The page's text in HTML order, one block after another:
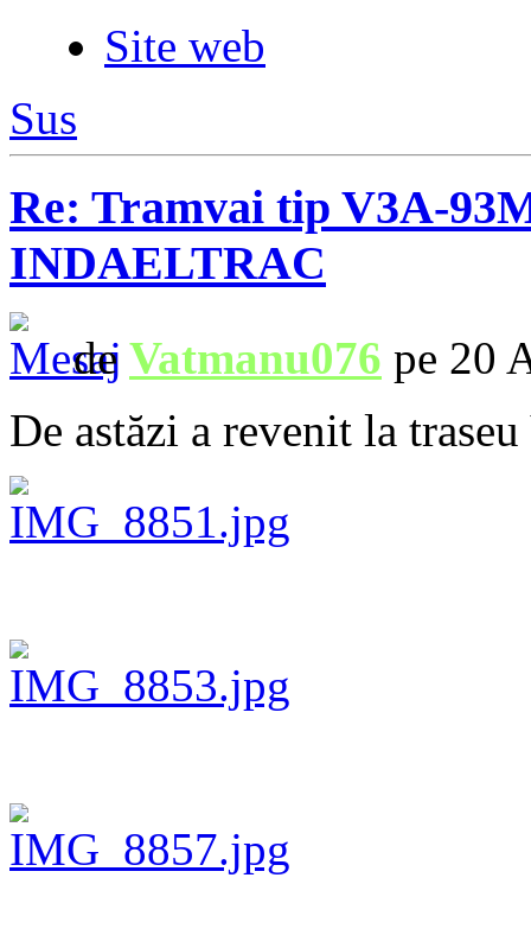
Site web
Sus
Re: Tramvai tip V3A-
INDAELTRAC
de Vatmanu076 pe 20
De astăzi a revenit la